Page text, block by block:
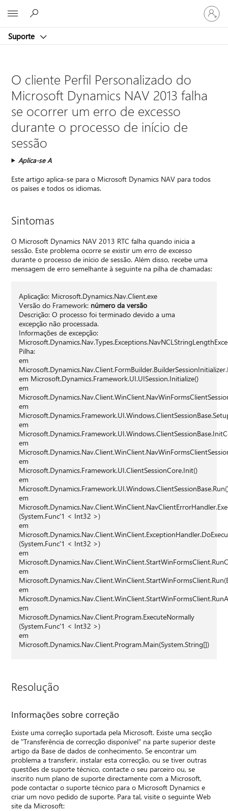
Suporte
Iniciar
sessão
na
O cliente Perfil Personalizado do
Microsoft Dynamics NAV 2013 falha
se ocorrer um erro de excesso
durante o processo de início de
sessão
Aplica-se A
Este artigo aplica-se para o Microsoft Dynamics NAV para todos
os países e todos os idiomas.
Sintomas
O Microsoft Dynamics NAV 2013 RTC falha quando inicia a
sessão. Este problema ocorre se existir um erro de excesso
durante o processo de início de sessão. Além disso, recebe uma
mensagem de erro semelhante à seguinte na pilha de chamadas:
Aplicação: Microsoft.Dynamics.Nav.Client.exe
Versão do Framework: número da versão
Descrição: O processo foi terminado devido a uma
excepção não processada.
Informações de excepção:
Pilha:
em
em Microsoft.Dynamics.Framework.UI.UISession.Initialize()
em
em
em
em
em
Microsoft.Dynamics.Framework.UI.ClientSessionCore.Init()
em
em
(System.Func'1 < Int32 >)
em
(System.Func'1 < Int32 >)
em
em
em
em
Microsoft.Dynamics.Nav.Client.Program.ExecuteNormally
(System.Func'1 < Int32 >)
em
Microsoft.Dynamics.Nav.Client.Program.Main(System.String[])
Resolução
Informações sobre correção
Existe uma correção suportada pela Microsoft. Existe uma secção
de "Transferência de correcção disponível" na parte superior deste
artigo da Base de dados de conhecimento. Se encontrar um
problema a transferir, instalar esta correcção, ou se tiver outras
questões de suporte técnico, contacte o seu parceiro ou, se
inscrito num plano de suporte directamente com a Microsoft,
pode contactar o suporte técnico para o Microsoft Dynamics e
criar um novo pedido de suporte. Para tal, visite o seguinte Web
site da Microsoft: